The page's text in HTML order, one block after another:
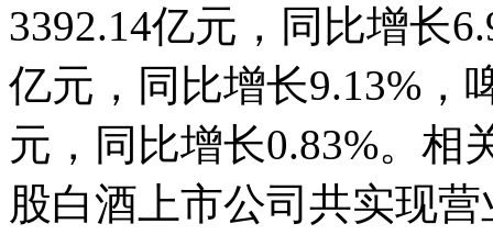
3392.14亿元，同比增长
亿元，同比增长9.13%，
元，同比增长0.83%。相
股白酒上市公司共实现